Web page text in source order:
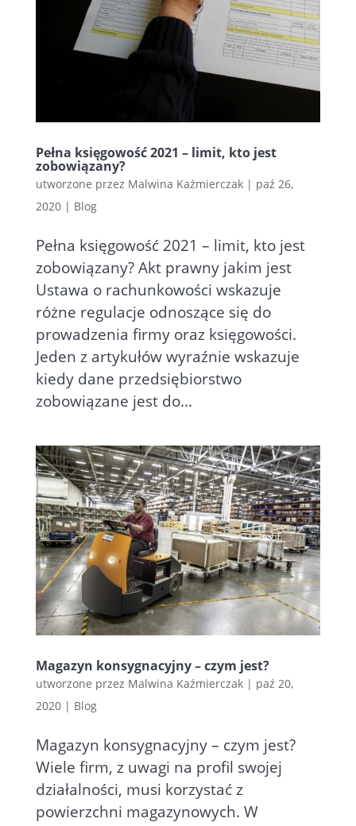
Pełna księgowość 2021 – limit, kto jest
zobowiązany?
utworzone przez Malwina Kaźmierczak| paź 26,
2020| Blog
Pełna księgowość 2021 – limit, kto jest
zobowiązany? Akt prawny jakim jest
Ustawa o rachunkowości wskazuje
różne regulacje odnoszące się do
prowadzenia firmy oraz księgowości.
Jeden z artykułów wyraźnie wskazuje
kiedy dane przedsiębiorstwo
zobowiązane jest do...
Magazyn konsygnacyjny – czym jest?
utworzone przez Malwina Kaźmierczak| paź 20,
2020| Blog
Magazyn konsygnacyjny – czym jest?
Wiele firm, z uwagi na profil swojej
działalności, musi korzystać z
powierzchni magazynowych. W